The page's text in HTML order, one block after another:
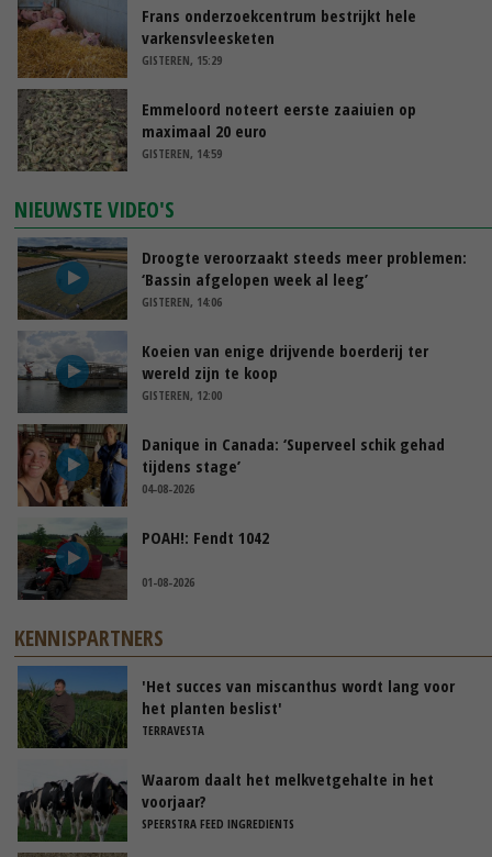
Frans onderzoekcentrum bestrijkt hele
varkensvleesketen
GISTEREN, 15:29
Emmeloord noteert eerste zaaiuien op
maximaal 20 euro
GISTEREN, 14:59
NIEUWSTE VIDEO'S
Droogte veroorzaakt steeds meer problemen:
‘Bassin afgelopen week al leeg’
GISTEREN, 14:06
Koeien van enige drijvende boerderij ter
wereld zijn te koop
GISTEREN, 12:00
Danique in Canada: ‘Superveel schik gehad
tijdens stage’
04-08-2026
POAH!: Fendt 1042
01-08-2026
KENNISPARTNERS
'Het succes van miscanthus wordt lang voor
het planten beslist'
TERRAVESTA
Waarom daalt het melkvetgehalte in het
voorjaar?
SPEERSTRA FEED INGREDIENTS